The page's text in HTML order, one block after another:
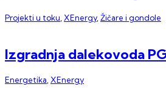
Projekti u toku, XEnergy, Žičare i gondole
Izgradnja dalekovoda
Energetika, XEnergy